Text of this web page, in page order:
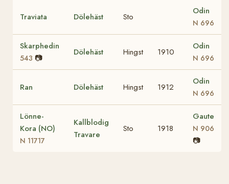
Traviata Dölehäst Sto
Odin
N 696
Skarphedin
543 📷
Dölehäst Hingst 1910
Odin
N 696
Ran Dölehäst Hingst 1912
Odin
N 696
Lönne-
Kora (NO)
N 11717
Kallblodig
Travare
Sto 1918
Gaute
N 906
📷